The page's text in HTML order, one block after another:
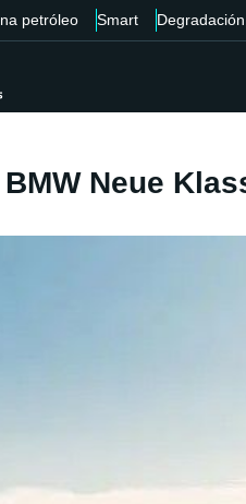
petróleo Smart Degradación
Neue